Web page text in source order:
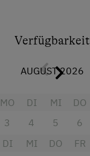
Verfügbarkeit
AUGUST 2026
MO
3
DI
4
MI
5
DO
6
DI
MI
DO
FR